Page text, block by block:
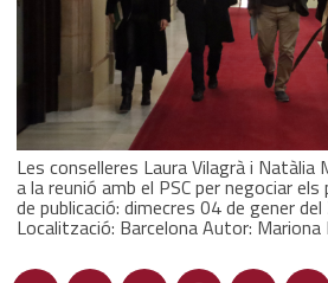
Les conselleres Laura Vilagrà i Natàlia
a la reunió amb el PSC per negociar
de publicació: dimecres 04 de gener
Localització: Barcelona Autor: Mariona